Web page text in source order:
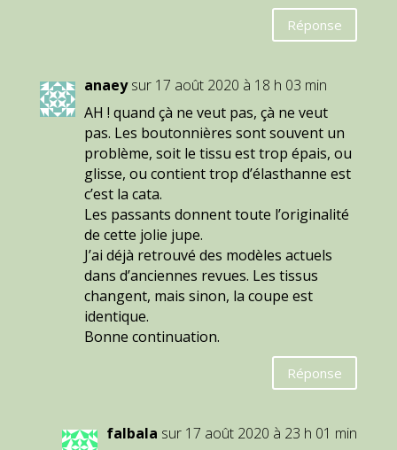
Réponse
anaey sur 17 août 2020 à 18 h 03 min
AH ! quand çà ne veut pas, çà ne veut
pas. Les boutonnières sont souvent un
problème, soit le tissu est trop épais, ou
glisse, ou contient trop d’élasthanne est
c’est la cata.
Les passants donnent toute l’originalité
de cette jolie jupe.
J’ai déjà retrouvé des modèles actuels
dans d’anciennes revues. Les tissus
changent, mais sinon, la coupe est
identique.
Bonne continuation.
Réponse
falbala sur 17 août 2020 à 23 h 01 min